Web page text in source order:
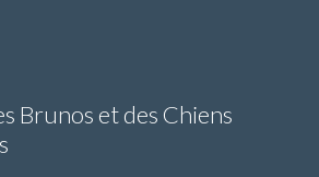
Brunos et des Chiens